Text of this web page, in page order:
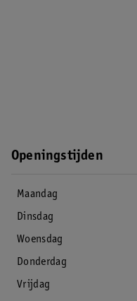
Openingstijden
Maandag
Dinsdag
Woensdag
Donderdag
Vrijdag